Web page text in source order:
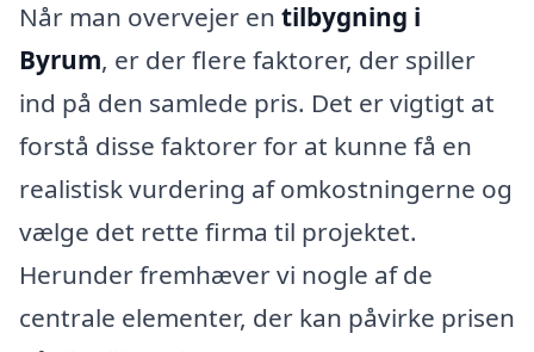
Når man overvejer en tilbygning i
Byrum, er der flere faktorer, der spiller
ind på den samlede pris. Det er vigtigt at
forstå disse faktorer for at kunne få en
realistisk vurdering af omkostningerne og
vælge det rette firma til projektet.
Herunder fremhæver vi nogle af de
centrale elementer, der kan påvirke prisen